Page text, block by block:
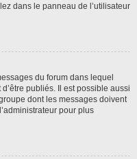
dans le panneau de l’utilisateur
du forum dans lequel
publiés. Il est possible aussi
dont les messages doivent
pour plus